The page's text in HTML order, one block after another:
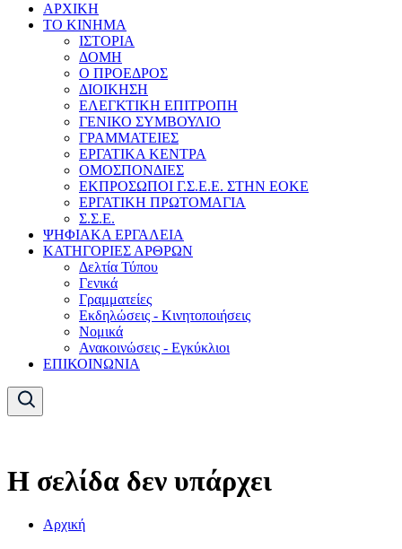
ΑΡΧΙΚΗ
ΤΟ ΚΙΝΗΜΑ
ΙΣΤΟΡΙΑ
ΔΟΜΗ
Ο ΠΡΟΕΔΡΟΣ
ΔΙΟΙΚΗΣΗ
ΕΛΕΓΚΤΙΚΗ ΕΠΙΤΡΟΠΗ
ΓΕΝΙΚΟ ΣΥΜΒΟΥΛΙΟ
ΓΡΑΜΜΑΤΕΙΕΣ
ΕΡΓΑΤΙΚΑ ΚΕΝΤΡΑ
ΟΜΟΣΠΟΝΔΙΕΣ
ΕΚΠΡΟΣΩΠΟΙ Γ.Σ.Ε.Ε. ΣΤΗΝ ΕΟΚΕ
ΕΡΓΑΤΙΚΗ ΠΡΩΤΟΜΑΓΙΑ
Σ.Σ.Ε.
ΨΗΦΙΑΚΑ ΕΡΓΑΛΕΙΑ
ΚΑΤΗΓΟΡΙΕΣ ΑΡΘΡΩΝ
Δελτία Τύπου
Γενικά
Γραμματείες
Εκδηλώσεις - Κινητοποιήσεις
Νομικά
Ανακοινώσεις - Εγκύκλιοι
ΕΠΙΚΟΙΝΩΝΙΑ
Η σελίδα δεν υπάρχει
Αρχική